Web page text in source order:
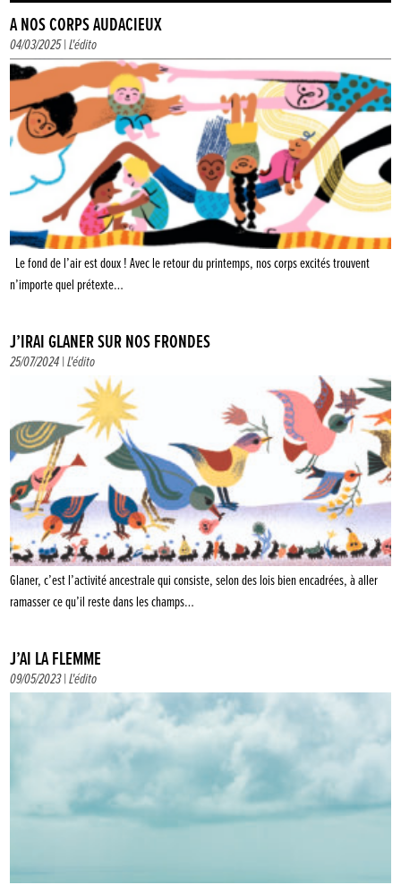
À NOS CORPS AUDACIEUX
04/03/2025 |L'édito
Le fond de l’air est doux ! Avec le retour du printemps, nos corps excités trouvent
n’importe quel prétexte…
J’IRAI GLANER SUR NOS FRONDES
25/07/2024 |L'édito
Glaner, c’est l’activité ancestrale qui consiste, selon des lois bien encadrées, à aller
ramasser ce qu’il reste dans les champs…
J’AI LA FLEMME
09/05/2023 |L'édito